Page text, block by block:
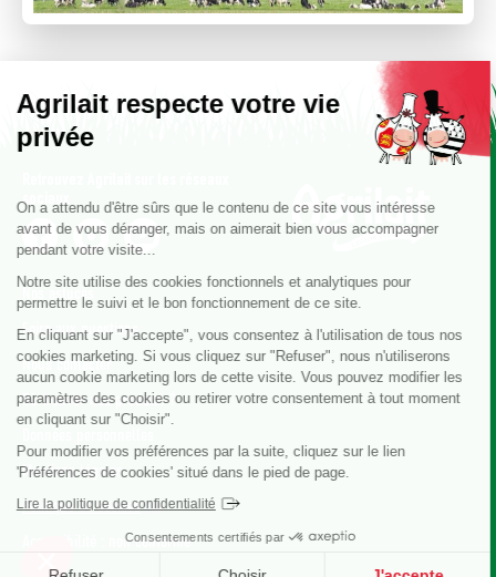
Agrilait respecte votre vie
privée
On a attendu d'être sûrs que le contenu de ce site vous intéresse
avant de vous déranger, mais on aimerait bien vous accompagner
pendant votre visite...
Notre site utilise des cookies fonctionnels et analytiques pour
permettre le suivi et le bon fonctionnement de ce site.
En cliquant sur "J'accepte", vous consentez à l'utilisation de tous nos
cookies marketing. Si vous cliquez sur "Refuser", nous n'utiliserons
aucun cookie marketing lors de cette visite. Vous pouvez modifier les
paramètres des cookies ou retirer votre consentement à tout moment
en cliquant sur "Choisir".
Pour modifier vos préférences par la suite, cliquez sur le lien
'Préférences de cookies' situé dans le pied de page.
Lire la politique de confidentialité
Consentements certifiés par
sociaux
Nos astuces
Foire aux questions
Nous contacter
Où trouver nos produits ?
Mentions légales
Politique de cookies
Accessibilité : non conforme